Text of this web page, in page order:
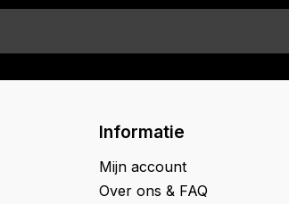
Informatie
Mijn account
Over ons & FAQ